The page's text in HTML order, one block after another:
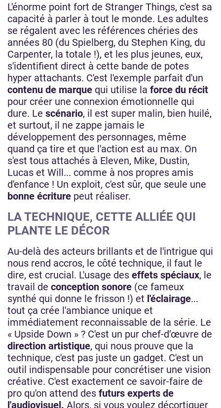
L'énorme point fort de Stranger Things, c'est sa
capacité à parler à tout le monde. Les adultes
se régalent avec les références chéries des
années 80 (du Spielberg, du Stephen King, du
Carpenter, la totale !), et les plus jeunes, eux,
s'identifient direct à cette bande de potes
hyper attachants. C'est l'exemple parfait d'un
contenu de marque qui utilise la force du récit
pour créer une connexion émotionnelle qui
dure. Le scénario, il est super malin, bien huilé,
et surtout, il ne zappe jamais le
développement des personnages, même
quand ça tire et que l'action est au max. On
s'est tous attachés à Eleven, Mike, Dustin,
Lucas et Will... comme à nos propres amis
d'enfance ! Un exploit, c'est sûr, que seule une
bonne écriture peut réaliser.
LA TECHNIQUE, CETTE ALLIÉE QUI
PLANTE LE DÉCOR
Au-delà des acteurs brillants et de l'intrigue qui
nous rend accros, le côté technique, il faut le
dire, est crucial. L'usage des effets spéciaux, le
travail de conception sonore (ce fameux
synthé qui donne le frisson !) et l'éclairage...
tout ça crée l'ambiance unique et
immédiatement reconnaissable de la série. Le
« Upside Down » ? C'est un pur chef-d’œuvre de
direction artistique, qui nous prouve que la
technique, c'est pas juste un gadget. C'est un
outil indispensable pour concrétiser une vision
créative. C'est exactement ce savoir-faire de
pro qu'on attend des futurs experts de
l'audiovisuel. Alors, si vous voulez décortiquer